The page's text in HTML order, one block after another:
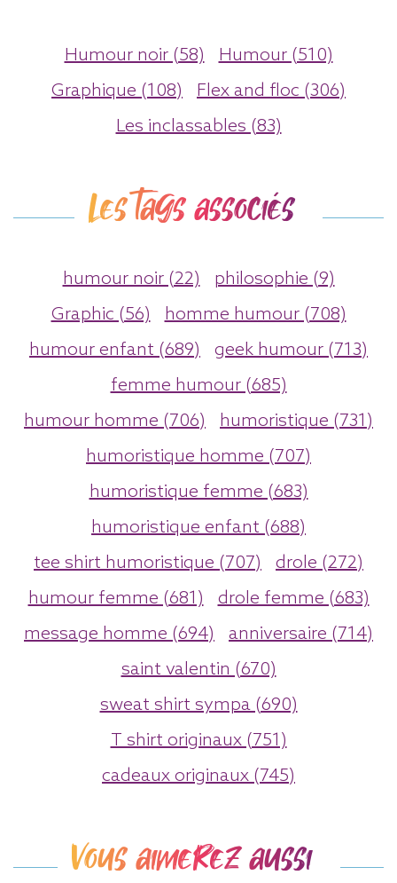
Humour noir (58)
Humour (510)
Graphique (108)
Flex and floc (306)
Les inclassables (83)
Les tags associés
humour noir (22)
philosophie (9)
Graphic (56)
homme humour (708)
humour enfant (689)
geek humour (713)
femme humour (685)
humour homme (706)
humoristique (731)
humoristique homme (707)
humoristique femme (683)
humoristique enfant (688)
tee shirt humoristique (707)
drole (272)
humour femme (681)
drole femme (683)
message homme (694)
anniversaire (714)
saint valentin (670)
sweat shirt sympa (690)
T shirt originaux (751)
cadeaux originaux (745)
Vous aimerez aussi